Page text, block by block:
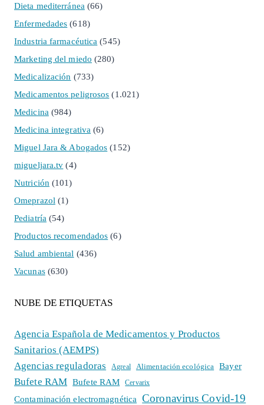
Dieta mediterránea (66)
Enfermedades (618)
Industria farmacéutica (545)
Marketing del miedo (280)
Medicalización (733)
Medicamentos peligrosos (1.021)
Medicina (984)
Medicina integrativa (6)
Miguel Jara & Abogados (152)
migueljara.tv (4)
Nutrición (101)
Omeprazol (1)
Pediatría (54)
Productos recomendados (6)
Salud ambiental (436)
Vacunas(630)
NUBE DE ETIQUETAS
Agencia Española de Medicamentos y Productos
Sanitarios (AEMPS)
Agencias reguladoras
Agreal Alimentación ecológica Bayer
Bufete RAM Bufete RAM Cervarix
Contaminación electromagnética Coronavirus Covid-19